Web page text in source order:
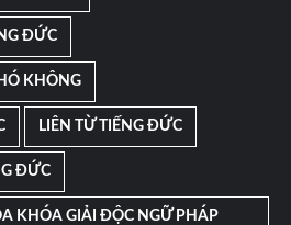
ĐỨC
KHÔNG
LIÊN TỪ TIẾNG ĐỨC
ĐỨC
KHÓA GIẢI ĐỘC NGỮ PHÁP